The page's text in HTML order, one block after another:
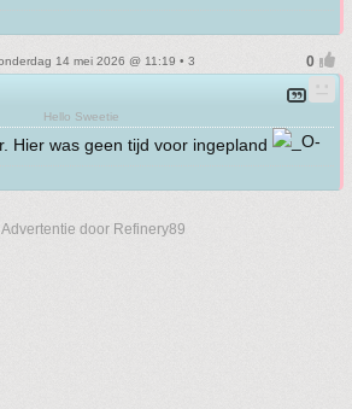
14 mei 2026 @ 11:19 • 3
Hello Sweetie
Hier was geen tijd voor ingepland
door Refinery89